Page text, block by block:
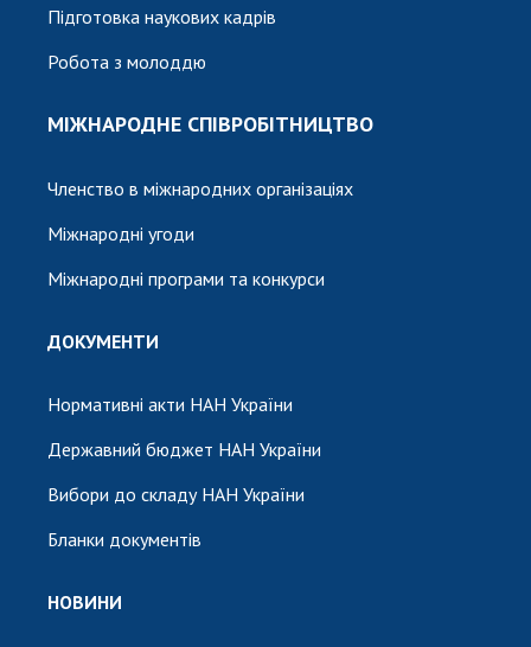
Підготовка наукових кадрів
Робота з молоддю
МІЖНАРОДНЕ СПІВРОБІТНИЦТВО
Членство в міжнародних організаціях
Міжнародні угоди
Міжнародні програми та конкурси
ДОКУМЕНТИ
Нормативні акти НАН України
Державний бюджет НАН України
Вибори до складу НАН України
Бланки документів
НОВИНИ